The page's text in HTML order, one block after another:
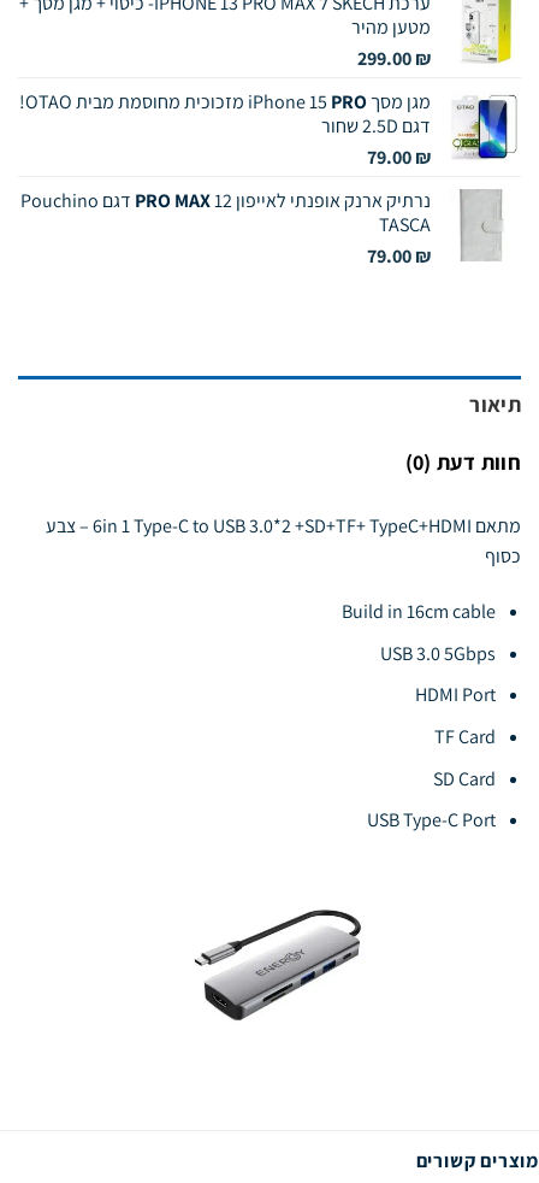
היה:
הוא:
מטען מהיר
299.00₪
מגן מסך iPhone 15PRO
מזכוכית מחוסמת מבית OTAO!
דגם 2.5D שחור
79.00₪
נרתיק ארנק אופנתי לאייפון 12
PRO MAX
דגם Pouchino
TASCA
79.00₪
תיאור
חוות דעת (0)
מתאם 6in 1 Type-C to USB 3.0*2 +SD+TF+ TypeC+HDMI – צבע
כסוף
Build in 16cm cable
USB 3.0 5Gbps
HDMI Port
TF Card
SD Card
USB Type-C Port
מוצרים קשורים